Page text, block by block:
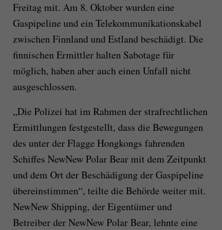
Freitag mit. Am 8. Oktober wurden eine
Gaspipeline und ein Telekommunikationskabel
zwischen Finnland und Estland beschädigt. Die
finnischen Ermittler halten Sabotage für
möglich, haben aber auch einen Unfall nicht
ausgeschlossen.
„Die Polizei hat im Rahmen der strafrechtlichen
Ermittlungen festgestellt, dass die Bewegungen
des unter der Flagge Hongkongs fahrenden
Schiffes NewNew Polar Bear mit dem Zeitpunkt
und dem Ort der Beschädigung der Gaspipeline
übereinstimmen“, teilte die Behörde weiter mit.
NewNew Shipping, der Eigentümer und
Betreiber der NewNew Polar Bear, lehnte eine